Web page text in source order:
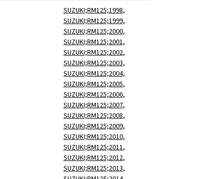
SUZUKI;RM125;1998,
SUZUKI;RM125;1999,
SUZUKI;RM125;2000,
SUZUKI;RM125;2001,
SUZUKI;RM125;2002,
SUZUKI;RM125;2003,
SUZUKI;RM125;2004,
SUZUKI;RM125;2005,
SUZUKI;RM125;2006,
SUZUKI;RM125;2007,
SUZUKI;RM125;2008,
SUZUKI;RM125;2009,
SUZUKI;RM125;2010,
SUZUKI;RM125;2011,
SUZUKI;RM125;2012,
SUZUKI;RM125;2013,